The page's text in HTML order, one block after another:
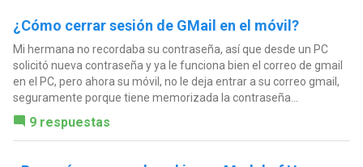
¿Cómo cerrar sesión de GMail en el móvil?
Mi hermana no recordaba su contraseña, así que desde un PC
solicitó nueva contraseña y ya le funciona bien el correo de gmail
en el PC, pero ahora su móvil, no le deja entrar a su correo gmail,
seguramente porque tiene memorizada la contraseña...
9 respuestas